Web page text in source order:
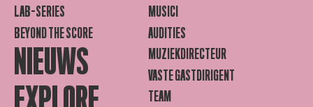
LAB-SERIES
BEYOND THE SCORE
NIEUWS
MUSICI
AUDITIES
MUZIEKDIRECTEUR
VASTE GASTDIRIGENT
TEAM